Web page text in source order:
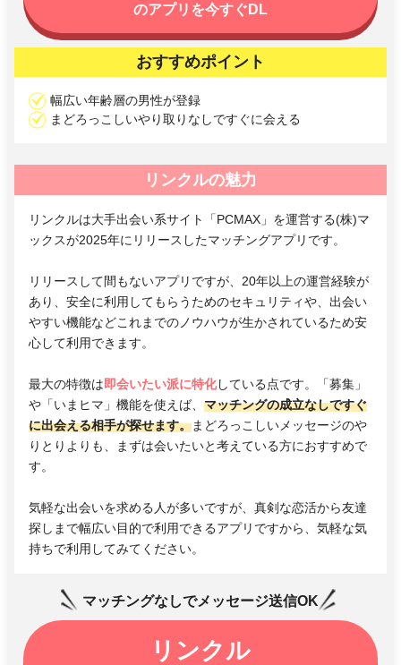
のアプリを今すぐDL
おすすめポイント
幅広い年齢層の男性が登録
まどろっこしいやり取りなしですぐに会える
リンクルの魅力
リンクルは大手出会い系サイト「PCMAX」を運営する(株)マ
ックスが2025年にリリースしたマッチングアプリです。
リリースして間もないアプリですが、20年以上の運営経験が
あり、安全に利用してもらうためのセキュリティや、出会い
やすい機能などこれまでのノウハウが生かされているため安
心して利用できます。
最大の特徴は即会いたい派に特化している点です。「募集」
や「いまヒマ」機能を使えば、 マッチングの成立なしですぐ
に出会える相手が探せます。まどろっこしいメッセージのや
りとりよりも、まずは会いたいと考えている方におすすめで
す。
気軽な出会いを求める人が多いですが、真剣な恋活から友達
探しまで幅広い目的で利用できるアプリですから、気軽な気
持ちで利用してみてください。
マッチングなしでメッセージ送信OK
リンクル